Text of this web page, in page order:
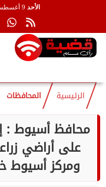
الأحد
الرئيسية المحافظات
على أراضي
ومركز أسيوط